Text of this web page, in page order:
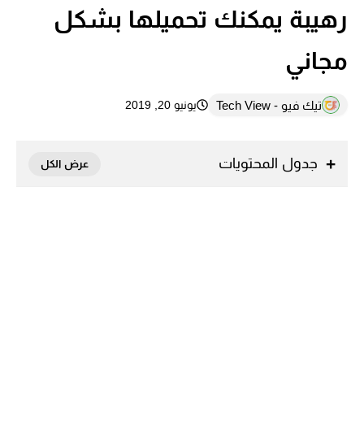
رهيبة يمكنك تحميلها بشكل
مجاني
تيك فيو - Tech View يونيو 20, 2019
جدول المحتويات